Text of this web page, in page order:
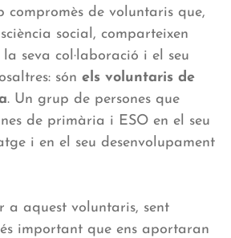
compromès de voluntaris que,
social, comparteixen
seva col·laboració i el seu
són els voluntaris de
. Un grup de persones que
de primària i ESO en el seu
i en el seu desenvolupament
a aquest voluntaris, sent
important que ens aportaran